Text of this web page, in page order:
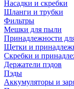
Насадки и скребки
Шланги и трубки
Фильтры
Мешки для пыли
Принадлежности
Щетки и
Скребки и
Держатели пэдов
Пэды
Аккумуляторы и